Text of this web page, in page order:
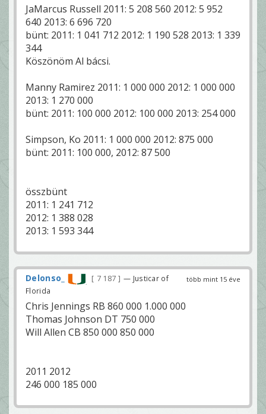
JaMarcus Russell 2011: 5 208 560 2012: 5 952
640 2013: 6 696 720
bünt: 2011: 1 041 712 2012: 1 190 528 2013: 1 339
344
Köszönöm Al bácsi.
Manny Ramirez 2011: 1 000 000 2012: 1 000 000
2013: 1 270 000
bünt: 2011: 100 000 2012: 100 000 2013: 254 000
Simpson, Ko 2011: 1 000 000 2012: 875 000
bünt: 2011: 100 000, 2012: 87 500
összbünt
2011: 1 241 712
2012: 1 388 028
2013: 1 593 344
több mint 15 éve
Delonso_ 7 187
— Justicar of
Florida
Chris Jennings RB 860 000 1.000 000
Thomas Johnson DT 750 000
Will Allen CB 850 000 850 000
2011 2012
246 000 185 000